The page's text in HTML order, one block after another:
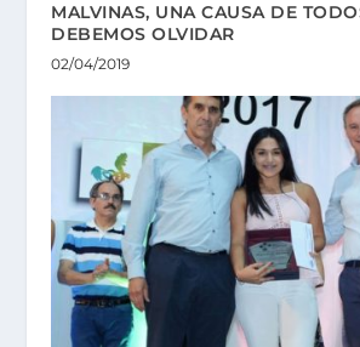
MALVINAS, UNA CAUSA DE
DEBEMOS OLVIDAR
02/04/2019